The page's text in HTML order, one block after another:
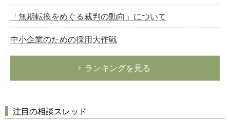
「無期転換をめぐる裁判の動向」について
中小企業のための採用大作戦
ランキングを見る
注目の相談スレッド